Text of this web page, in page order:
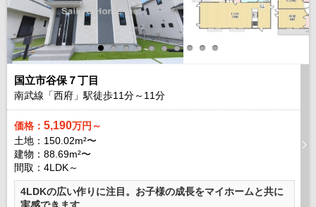
国立市谷保７丁目
南武線「西府」駅徒歩11分～ 11分
価格： 5,190万円～
土地：150.02m²〜
建物：88.69m²〜
間取：4LDK～
4LDKの広い作りに注目。お子様の成長をマイホームと共に